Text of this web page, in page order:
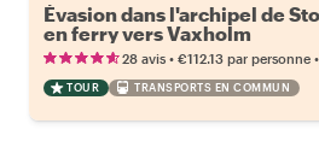
Évasion dans l'archipel de
en ferry vers Vaxholm
28 avis • €112.13 par personne •
TOUR TRANSPORTS EN COMMUN